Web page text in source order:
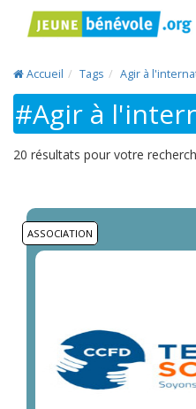
Accueil Tags Agir à
#Agir à
20 résultats pour votre
ASSOCIATION